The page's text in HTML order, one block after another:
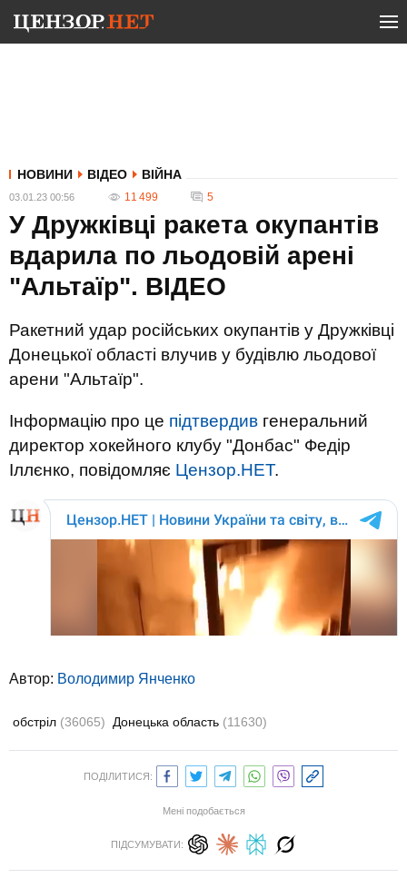
НОВИНИ ВІДЕО ВІЙНА
03.01.23 00:56 11 499 5
У Дружківці ракета окупантів
вдарила по льодовій арені
"Альтаїр". ВIДЕО
Ракетний удар російських окупантів у Дружківці
Донецької області влучив у будівлю льодової
арени "Альтаїр".
Інформацію про це підтвердив генеральний
директор хокейного клубу "Донбас" Федір
Іллєнко, повідомляє Цензор.НЕТ.
Автор: Володимир Янченко
обстріл (36065) Донецька область (11630)
ПОДІЛИТИСЯ:
Мені подобається
ПІДСУМУВАТИ: